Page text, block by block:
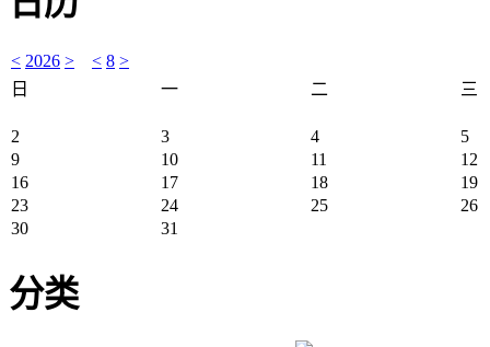
< 2026 > < 8 >
日
一 二 三
2 3 4
5
9
10 11
12
16
17 18
19
23
24 25
26
30
31
分类